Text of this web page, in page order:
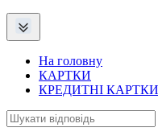
На головну
КАРТКИ
КРЕДИТНІ